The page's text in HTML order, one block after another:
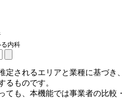
内科
されるエリアと業種に基づき、
るものです。
ても、本機能では事業者の比較・